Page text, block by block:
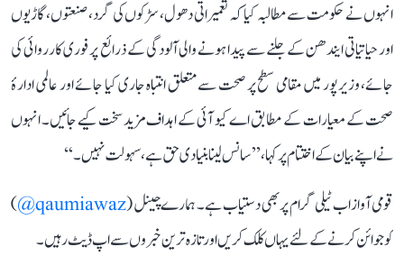
انہوں نے حکومت سے مطالبہ کیا کہ تعمیراتی دھول، سڑکوں کی گرد، صنعتوں، گاڑیوں
اور حیاتیاتی ایندھن کے جلنے سے پیدا ہونے والی آلودگی کے ذرائع پر فوری کارروائی کی
جائے، وزیرپور میں مقامی سطح پر صحت سے متعلق انتباہ جاری کیا جائے اور عالمی ادارۂ
صحت کے معیارات کے مطابق اے کیو آئی کے اہداف مزید سخت کیے جائیں۔ انہوں
نے اپنے بیان کے اختتام پر کہا، ’’سانس لینا بنیادی حق ہے، سہولت نہیں۔‘‘
قومی آواز اب ٹیلی گرام پر بھی دستیاب ہے۔ ہمارے چینل (qaumiawaz@
)
کو جوائن کرنے کے لئے یہاں کلک کریں اور تازہ ترین خبروں سے اپ ڈیٹ رہیں۔